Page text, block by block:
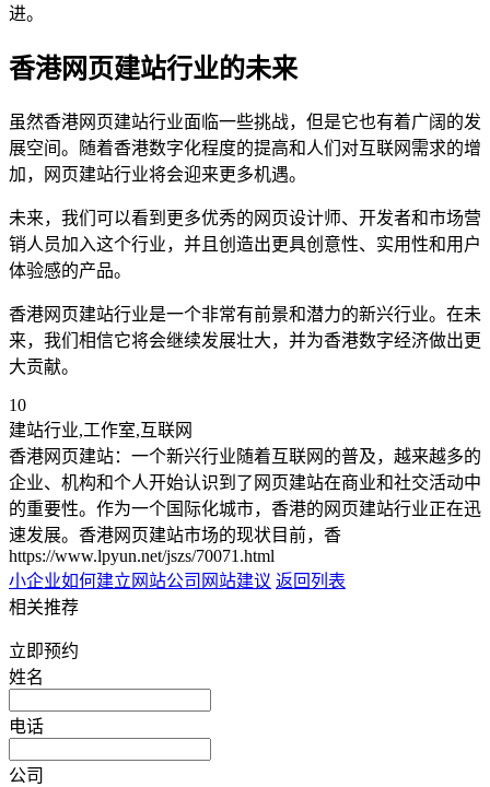
进。
香港网页建站行业的未来
虽然香港网页建站行业面临一些挑战，但是它也有着广阔的发
展空间。随着香港数字化程度的提高和人们对互联网需求的增
加，网页建站行业将会迎来更多机遇。
未来，我们可以看到更多优秀的网页设计师、开发者和市场营
销人员加入这个行业，并且创造出更具创意性、实用性和用户
体验感的产品。
香港网页建站行业是一个非常有前景和潜力的新兴行业。在未
来，我们相信它将会继续发展壮大，并为香港数字经济做出更
大贡献。
10
建站行业,工作室,互联网
香港网页建站：一个新兴行业随着互联网的普及，越来越多的
企业、机构和个人开始认识到了网页建站在商业和社交活动中
的重要性。作为一个国际化城市，香港的网页建站行业正在迅
速发展。香港网页建站市场的现状目前，香
https://www.lpyun.net/jszs/70071.html
小企业如何建立网站公司网站建议 返回列表
相关推荐
立即预约
姓名
电话
公司